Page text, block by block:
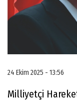
24 Ekim 2025 - 13:56
Milliyetçi